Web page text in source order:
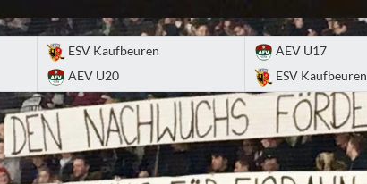
ESV Kaufbeuren
AEV U20
AEV U17
ESV Kaufbeuren